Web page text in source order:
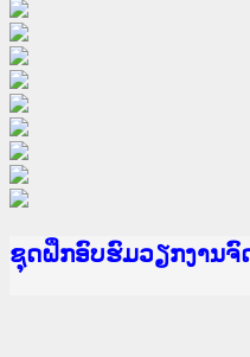
Ministry of Justice Lao
ເຜີຍແຜ່ວັບໄຊຈົດໝາຍເ
ກະຊວງຍຸຕິທຳ
ຊຸດຝຶກອົບຮົມວຽກງານຈົ
ກອງປະຊຸມທົບທວນຄືນກ
ຝຶກອົບຮົມ ຜູ່ປະສານງາ
ຝຶກອົບຮົມ ຜູ່ປະສານງາ
ເຜີຍແຜ່ແອັບກົດໝາຍລາ
ເຜີຍແຜ່ແອັບກົດໝາຍລາ
ຍົກລະດັບວຽກງານຈົດໝ
ຊຸດຝຶກອົບຮົມວຽກງານຈົ